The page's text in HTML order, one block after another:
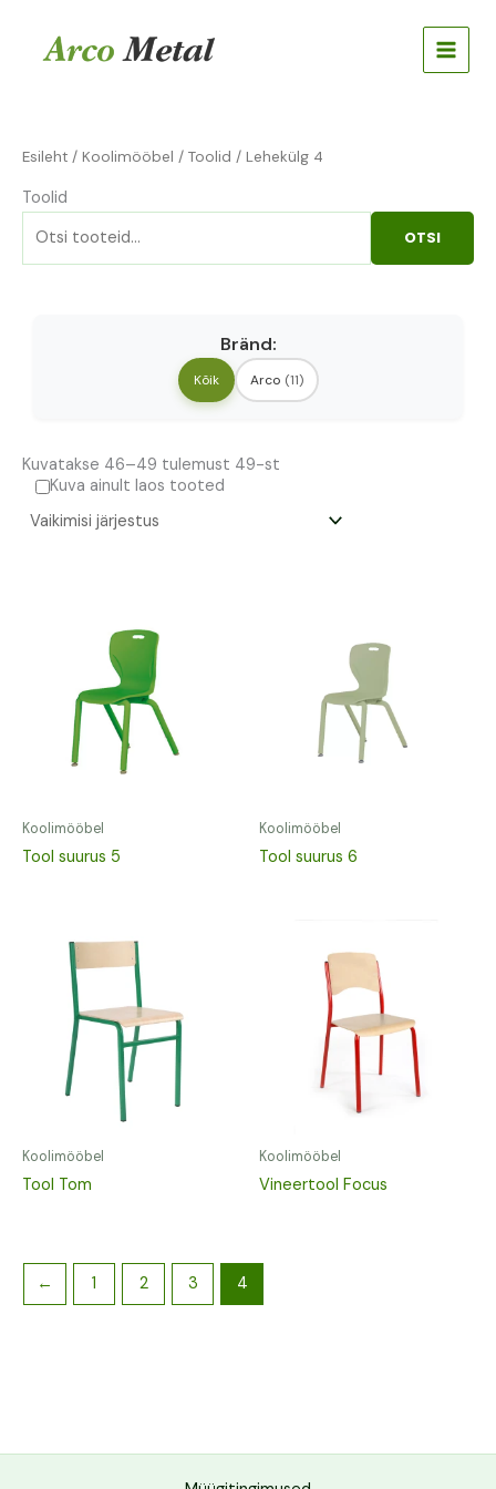
content
Esileht / Koolimööbel / Toolid / Lehekülg 4
Toolid
OTSI
Bränd:
Kõik Arco (11)
Kuvatakse 46–49 tulemust 49-st
Kuva ainult laos tooted
Koolimööbel
Tool suurus 5
Koolimööbel
Tool suurus 6
Koolimööbel
Tool Tom
Koolimööbel
Vineertool Focus
← 1 2 3 4